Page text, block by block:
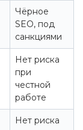
Чёрное
SEO, под
санкциями
Нет риска
при
честной
работе
Нет риска